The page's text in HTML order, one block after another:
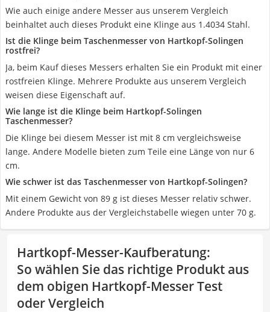
Wie auch einige andere Messer aus unserem Vergleich
beinhaltet auch dieses Produkt eine Klinge aus 1.4034 Stahl.
Ist die Klinge beim Taschenmesser von Hartkopf-Solingen
rostfrei?
Ja, beim Kauf dieses Messers erhalten Sie ein Produkt mit einer
rostfreien Klinge. Mehrere Produkte aus unserem Vergleich
weisen diese Eigenschaft auf.
Wie lange ist die Klinge beim Hartkopf-Solingen
Taschenmesser?
Die Klinge bei diesem Messer ist mit 8 cm vergleichsweise
lange. Andere Modelle bieten zum Teile eine Länge von nur 6
cm.
Wie schwer ist das Taschenmesser von Hartkopf-Solingen?
Mit einem Gewicht von 89 g ist dieses Messer relativ schwer.
Andere Produkte aus der Vergleichstabelle wiegen unter 70 g.
Hartkopf-Messer-Kaufberatung:
So wählen Sie das richtige Produkt aus
dem obigen Hartkopf-Messer Test
oder Vergleich